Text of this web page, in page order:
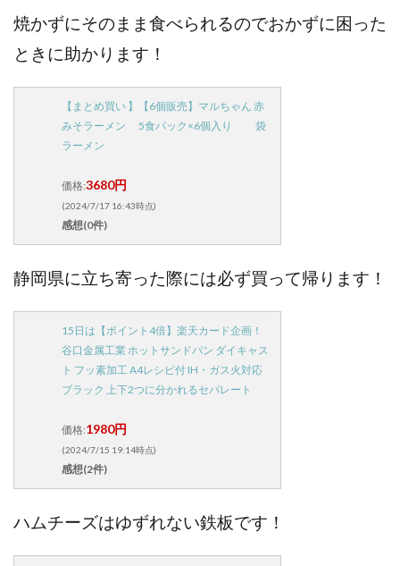
焼かずにそのまま食べられるのでおかずに困った
ときに助かります！
【まとめ買い 】【6個販売】マルちゃん 赤
みそラーメン 5食パック×6個入り 袋
ラーメン
価格:3680円
(2024/7/17 16:43時点)
感想(0件)
静岡県に立ち寄った際には必ず買って帰ります！
15日は【ポイント4倍】楽天カード企画！
谷口金属工業 ホットサンドパン ダイキャス
ト フッ素加工 A4レシピ付 IH・ガス火対応
ブラック 上下2つに分かれるセパレート
価格:1980円
(2024/7/15 19:14時点)
感想(2件)
ハムチーズはゆずれない鉄板です！